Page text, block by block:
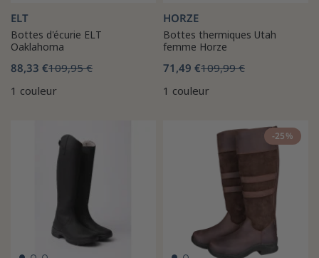
ELT
Bottes d'écurie ELT
Oaklahoma
88,33 €109,95 €
1 couleur
HORZE
Bottes thermiques Utah
femme Horze
71,49 €109,99 €
1 couleur
-25%